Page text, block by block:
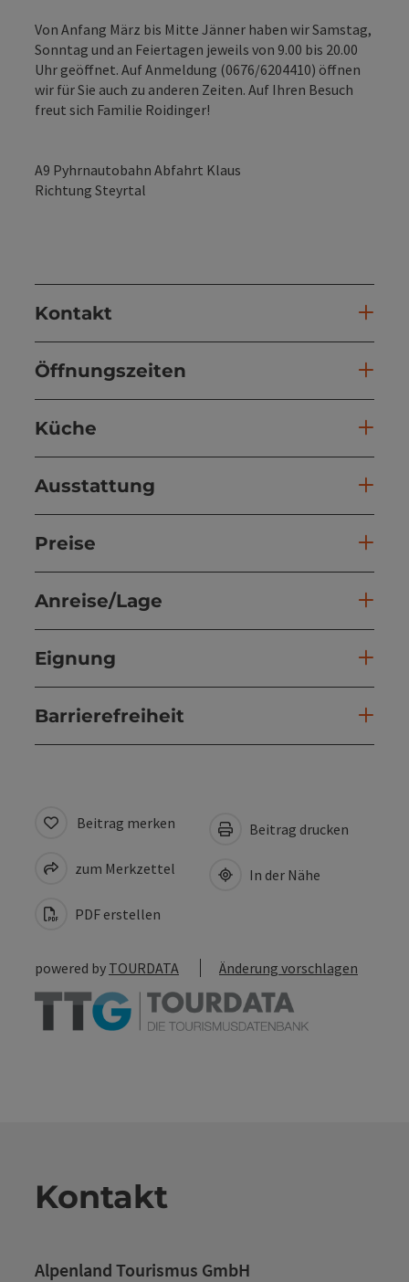
Von Anfang März bis Mitte Jänner haben wir Samstag,
Sonntag und an Feiertagen jeweils von 9.00 bis 20.00
Uhr geöffnet. Auf Anmeldung (0676/6204410) öffnen
wir für Sie auch zu anderen Zeiten. Auf Ihren Besuch
freut sich Familie Roidinger!
A9 Pyhrnautobahn Abfahrt Klaus
Richtung Steyrtal
Kontakt
Öffnungszeiten
Küche
Ausstattung
Preise
Anreise/Lage
Eignung
Barrierefreiheit
Beitrag merken
zum Merkzettel
PDF erstellen
Beitrag drucken
In der Nähe
powered by TOURDATA Änderung vorschlagen
Kontakt
Alpenland Tourismus GmbH